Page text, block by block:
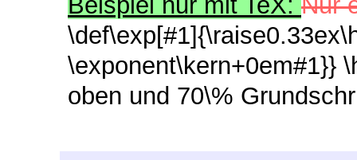
\exponent\kern+0em#1}}
oben und 70\%